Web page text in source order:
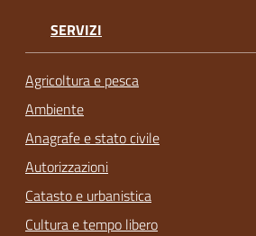
SERVIZI
Agricoltura e pesca
Ambiente
Anagrafe e stato civile
Autorizzazioni
Catasto e urbanistica
Cultura e tempo libero